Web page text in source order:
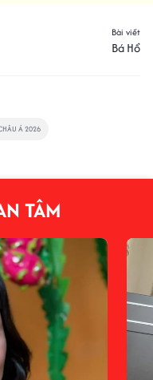
Bài viết
Bá Hổ
Á 2026
TÂM